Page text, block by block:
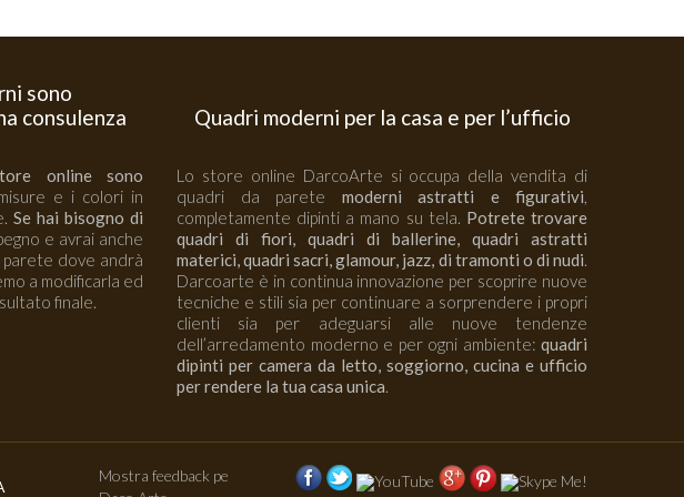
sono
consulenza
online sono
e i colori in
Se hai bisogno di
e avrai anche
parete dove andrà
a modificarla ed
finale.
Quadri moderni per la casa e per l’ufficio
Lo store online DarcoArte si occupa della vendita di
quadri da parete moderni astratti e figurativi,
completamente dipinti a mano su tela. Potrete trovare
quadri di fiori, quadri di ballerine, quadri astratti
materici, quadri sacri, glamour, jazz, di tramonti o di nudi.
Darcoarte è in continua innovazione per scoprire nuove
tecniche e stili sia per continuare a sorprendere i propri
clienti sia per adeguarsi alle nuove tendenze
dell’arredamento moderno e per ogni ambiente: quadri
dipinti per camera da letto, soggiorno, cucina e ufficio
per rendere la tua casa unica.
Mostra feedback pe